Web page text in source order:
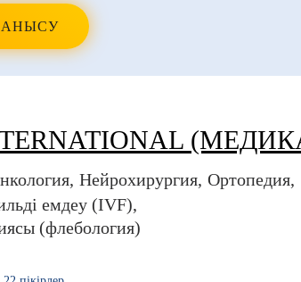
Нейрохирургия Ортопедия
емдеу (IVF)
(флебология)